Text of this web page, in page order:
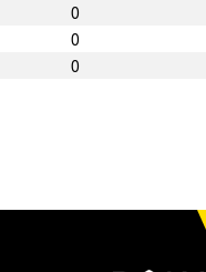
0
0
0